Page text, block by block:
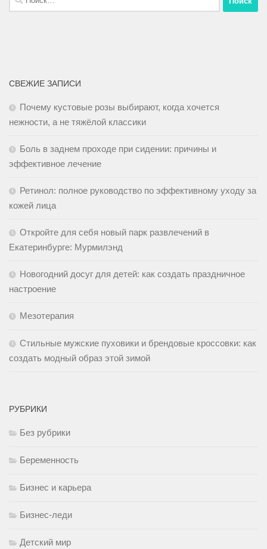
СВЕЖИЕ ЗАПИСИ
Почему кустовые розы выбирают, когда хочется
нежности, а не тяжёлой классики
Боль в заднем проходе при сидении: причины и
эффективное лечение
Ретинол: полное руководство по эффективному уходу за
кожей лица
Откройте для себя новый парк развлечений в
Екатеринбурге: Мурмилэнд
Новогодний досуг для детей: как создать праздничное
настроение
Мезотерапия
Стильные мужские пуховики и брендовые кроссовки: как
создать модный образ этой зимой
РУБРИКИ
Без рубрики
Беременность
Бизнес и карьера
Бизнес-леди
Детский мир